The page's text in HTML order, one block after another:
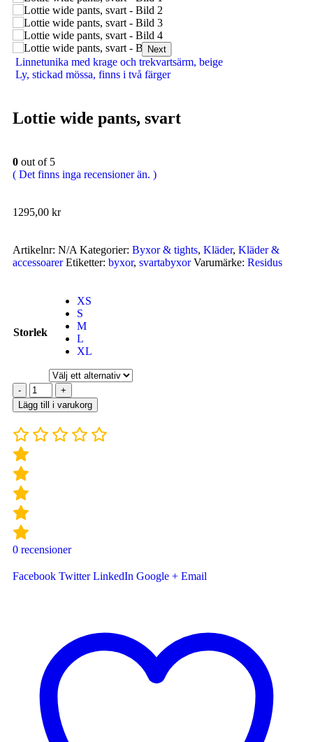
Next
Linnetunika med krage och trekvartsärm, beige
Ly, stickad mössa, finns i två färger
Lottie wide pants, svart
0 out of 5
( Det finns inga recensioner än. )
1295,00 kr
Artikelnr: N/A Kategorier: Byxor & tights, Kläder, Kläder &
accessoarer Etiketter: byxor, svartabyxor Varumärke: Residus
Storlek
XS
S
M
L
XL
-
+
Lägg till i varukorg
0 recensioner
Facebook Twitter LinkedIn Google + Email